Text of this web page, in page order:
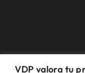
VDP valora tu